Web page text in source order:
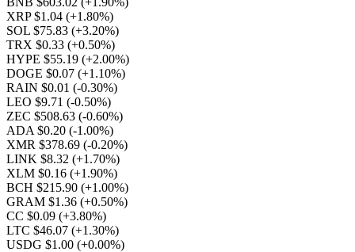
XRP $1.04 (+1.80%)
SOL $75.83 (+3.20%)
TRX $0.33 (+0.50%)
HYPE $55.19 (+2.00%)
DOGE $0.07 (+1.10%)
RAIN $0.01 (-0.30%)
LEO $9.71 (-0.50%)
ZEC $508.63 (-0.60%)
ADA $0.20 (-1.00%)
XMR $378.69 (-0.20%)
LINK $8.32 (+1.70%)
XLM $0.16 (+1.90%)
BCH $215.90 (+1.00%)
GRAM $1.36 (+0.50%)
CC $0.09 (+3.80%)
LTC $46.07 (+1.30%)
USDG $1.00 (+0.00%)